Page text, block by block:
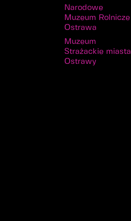
Narodowe
Muzeum Rolnicze
Ostrawa
Muzeum
Strażackie miasta
Ostrawy